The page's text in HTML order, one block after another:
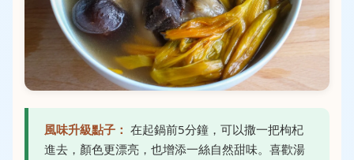
風味升級點子： 在起鍋前5分鐘，可以撒一把枸杞
進去，顏色更漂亮，也增添一絲自然甜味。喜歡湯